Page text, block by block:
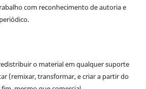
com reconhecimento de autoria e
o material em qualquer suporte
(remixar, transformar, e criar a partir do